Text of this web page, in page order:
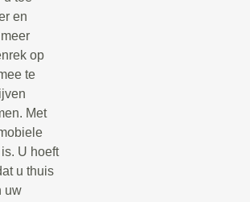
en
op
te
Met
U hoeft
u thuis
uw